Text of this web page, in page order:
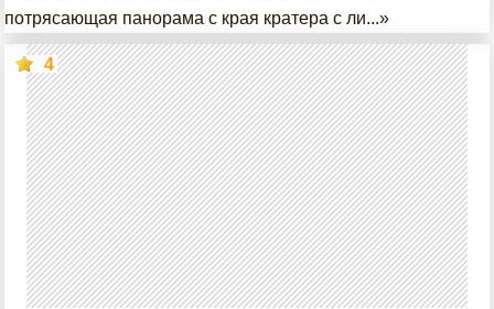
потрясающая панорама с края кратера с ли...»
4